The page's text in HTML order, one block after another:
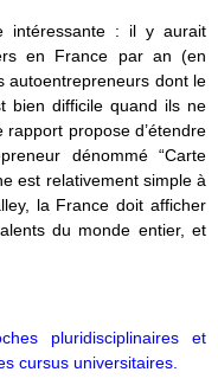
intéressante : il y aurait
en France par an (en
autoentrepreneurs dont le
bien difficile quand ils ne
rapport propose d’étendre
dénommé “Carte
est relativement simple à
la France doit afficher
du monde entier, et
pluridisciplinaires et
cursus universitaires.